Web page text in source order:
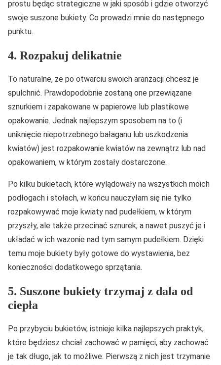
prostu będąc strategiczne w jaki sposób i gdzie otworzyć
swoje suszone bukiety. Co prowadzi mnie do następnego
punktu.
4. Rozpakuj delikatnie
To naturalne, że po otwarciu swoich aranżacji chcesz je
spulchnić. Prawdopodobnie zostaną one przewiązane
sznurkiem i zapakowane w papierowe lub plastikowe
opakowanie. Jednak najlepszym sposobem na to (i
uniknięcie niepotrzebnego bałaganu lub uszkodzenia
kwiatów) jest rozpakowanie kwiatów na zewnątrz lub nad
opakowaniem, w którym zostały dostarczone.
Po kilku bukietach, które wylądowały na wszystkich moich
podłogach i stołach, w końcu nauczyłam się nie tylko
rozpakowywać moje kwiaty nad pudełkiem, w którym
przyszły, ale także przecinać sznurek, a nawet puszyć je i
układać w ich wazonie nad tym samym pudełkiem. Dzięki
temu moje bukiety były gotowe do wystawienia, bez
konieczności dodatkowego sprzątania.
5. Suszone bukiety trzymaj z dala od
ciepła
Po przybyciu bukietów, istnieje kilka najlepszych praktyk,
które będziesz chciał zachować w pamięci, aby zachować
je tak długo, jak to możliwe. Pierwszą z nich jest trzymanie